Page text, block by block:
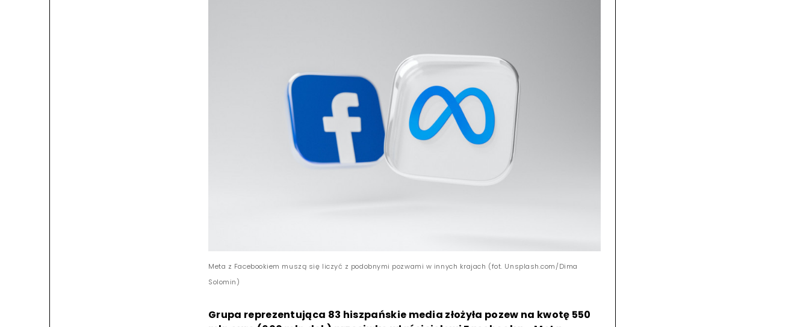
Meta z Facebookiem muszą się liczyć z podobnymi pozwami w innych krajach (fot. Unsplash.com/Dima
Solomin)
Grupa reprezentująca 83 hiszpańskie media złożyła pozew na kwotę 550